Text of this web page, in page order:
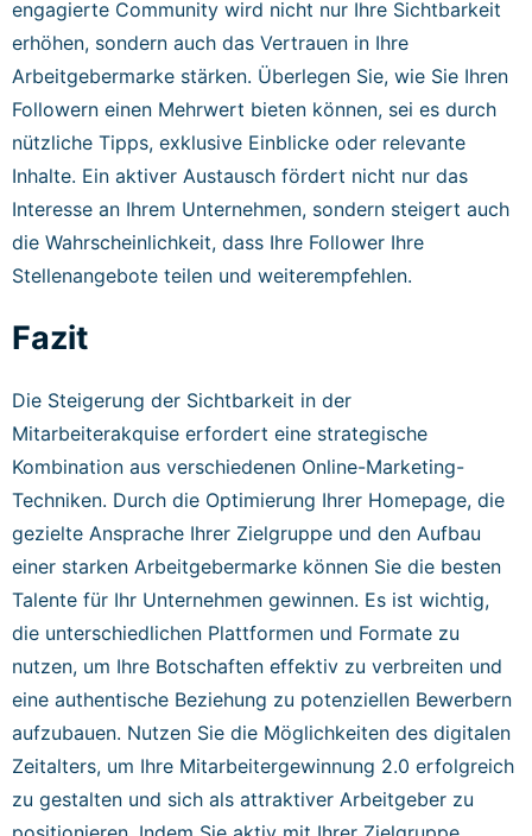
engagierte Community wird nicht nur Ihre Sichtbarkeit
erhöhen, sondern auch das Vertrauen in Ihre
Arbeitgebermarke stärken. Überlegen Sie, wie Sie Ihren
Followern einen Mehrwert bieten können, sei es durch
nützliche Tipps, exklusive Einblicke oder relevante
Inhalte. Ein aktiver Austausch fördert nicht nur das
Interesse an Ihrem Unternehmen, sondern steigert auch
die Wahrscheinlichkeit, dass Ihre Follower Ihre
Stellenangebote teilen und weiterempfehlen.
Fazit
Die Steigerung der Sichtbarkeit in der
Mitarbeiterakquise erfordert eine strategische
Kombination aus verschiedenen Online-Marketing-
Techniken. Durch die Optimierung Ihrer Homepage, die
gezielte Ansprache Ihrer Zielgruppe und den Aufbau
einer starken Arbeitgebermarke können Sie die besten
Talente für Ihr Unternehmen gewinnen. Es ist wichtig,
die unterschiedlichen Plattformen und Formate zu
nutzen, um Ihre Botschaften effektiv zu verbreiten und
eine authentische Beziehung zu potenziellen Bewerbern
aufzubauen. Nutzen Sie die Möglichkeiten des digitalen
Zeitalters, um Ihre Mitarbeitergewinnung 2.0 erfolgreich
zu gestalten und sich als attraktiver Arbeitgeber zu